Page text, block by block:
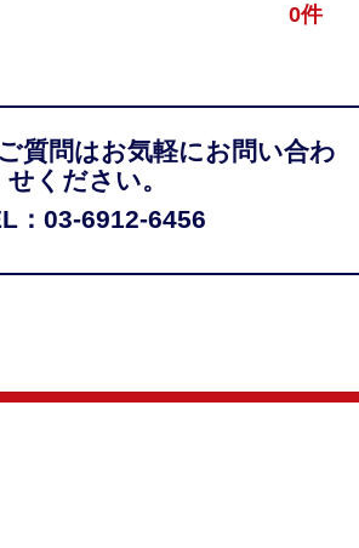
0件
質問はお気軽にお問い合わ
せください。
：03-6912-6456